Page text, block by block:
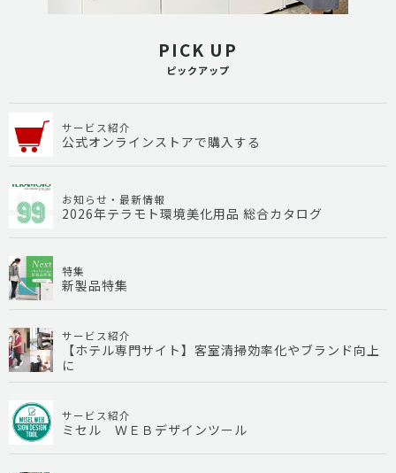
PICK UP
ピックアップ
サービス紹介
公式オンラインストアで購入する
お知らせ・最新情報
2026年テラモト環境美化用品 総合カタログ
特集
新製品特集
サービス紹介
【ホテル専門サイト】客室清掃効率化やブランド向上
に
サービス紹介
ミセル ＷＥＢデザインツール